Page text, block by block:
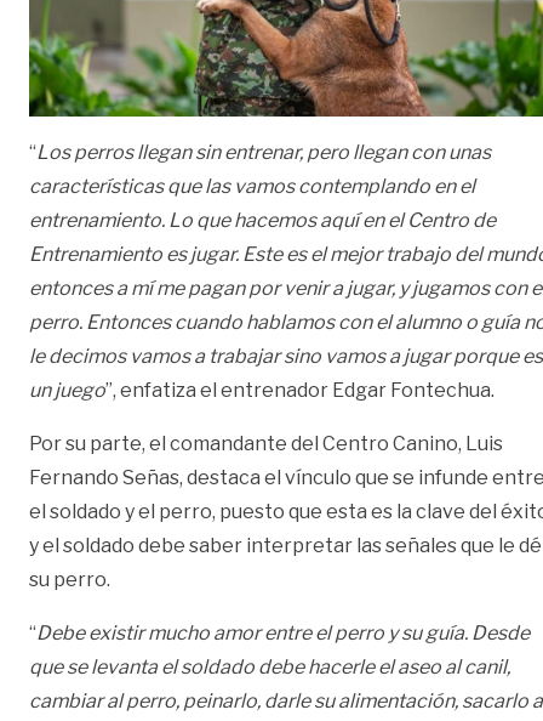
“Los perros llegan sin entrenar, pero llegan con unas
características que las vamos contemplando en el
entrenamiento. Lo que hacemos aquí en el Centro de
Entrenamiento es jugar. Este es el mejor trabajo del
entonces a mí me pagan por venir a jugar, y jugamos con
perro. Entonces cuando hablamos con el alumno o guía
le decimos vamos a trabajar sino vamos a jugar porque es
un juego”, enfatiza el entrenador Edgar Fontechua.
Por su parte, el comandante del Centro Canino, Luis
Fernando Señas, destaca el vínculo que se infunde
el soldado y el perro, puesto que esta es la clave del
y el soldado debe saber interpretar las señales que le dé
su perro.
“Debe existir mucho amor entre el perro y su guía. Desde
que se levanta el soldado debe hacerle el aseo al canil,
cambiar al perro, peinarlo, darle su alimentación, sacarlo a